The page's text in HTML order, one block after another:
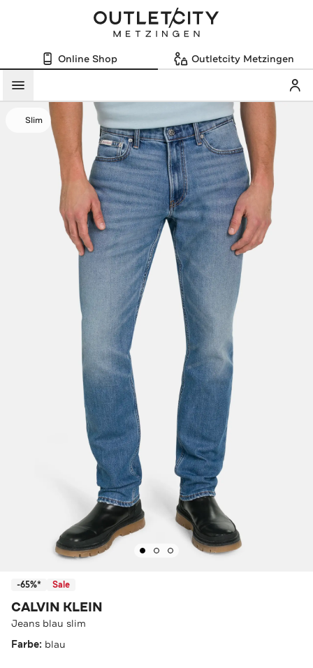
Online Shop Outletcity Metzingen
Menü
Slim
-65%* Sale
CALVIN KLEIN
Jeans blau slim
Farbe: blau